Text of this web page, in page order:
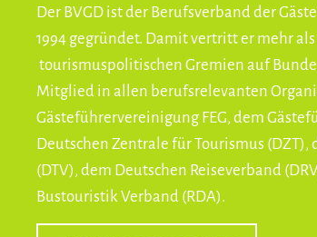
Der BVGD ist der Berufsverband der
1994 gegründet. Damit vertritt er mehr
tourismuspolitischen Gremien auf
Mitglied in allen berufsrelevanten
Gästeführervereinigung FEG, dem
Deutschen Zentrale für Tourismus
(DTV), dem Deutschen Reiseverband
Bustouristik Verband (RDA).